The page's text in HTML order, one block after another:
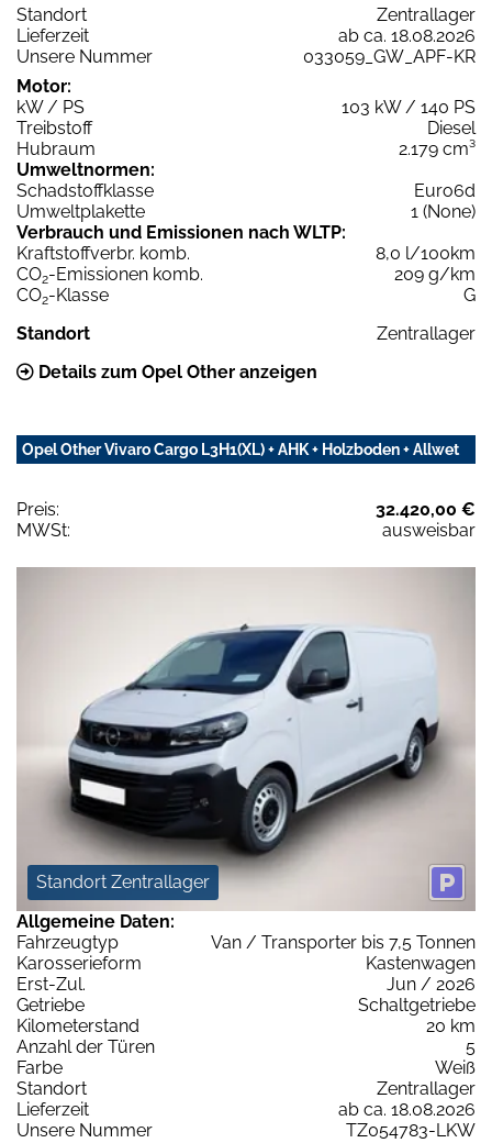
Standort
Zentrallager
Lieferzeit
ab ca. 18.08.2026
Unsere Nummer
033059_GW_APF-KR
Motor:
kW / PS
103 kW / 140 PS
Treibstoff
Diesel
Hubraum
2.179 cm³
Umweltnormen:
Schadstoffklasse
Euro6d
Umweltplakette
1 (None)
Verbrauch und Emissionen nach WLTP:
Kraftstoffverbr. komb.
8,0 l/100km
CO2-Emissionen komb.
209 g/km
CO2-Klasse
G
Standort
Zentrallager
Details zum Opel Other anzeigen
Opel Other Vivaro Cargo L3H1(XL) + AHK + Holzboden + Allwet
Preis:
32.420,00 €
MWSt:
ausweisbar
Standort Zentrallager
Allgemeine Daten:
Fahrzeugtyp
Van / Transporter bis 7,5 Tonnen
Karosserieform
Kastenwagen
Erst-Zul.
Jun / 2026
Getriebe
Schaltgetriebe
Kilometerstand
20 km
Anzahl der Türen
5
Farbe
Weiß
Standort
Zentrallager
Lieferzeit
ab ca. 18.08.2026
Unsere Nummer
TZ054783-LKW